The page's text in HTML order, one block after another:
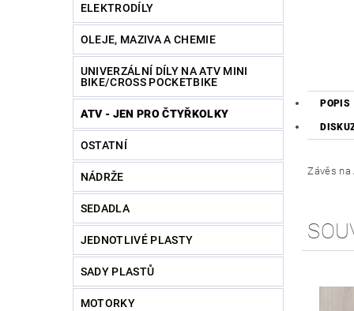
ELEKTRODÍLY
OLEJE, MAZIVA A CHEMIE
UNIVERZÁLNÍ DÍLY NA ATV MINI
BIKE/CROSS POCKETBIKE
ATV - JEN PRO ČTYŘKOLKY
OSTATNÍ
NÁDRŽE
SEDADLA
JEDNOTLIVÉ PLASTY
SADY PLASTŮ
MOTORKY
POPIS
Závěs na